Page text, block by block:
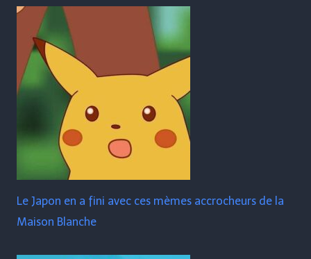
Le Japon en a fini avec ces mèmes accrocheurs de la
Maison Blanche